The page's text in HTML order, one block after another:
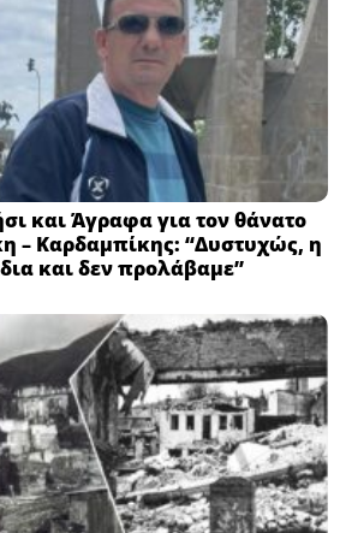
και Άγραφα για τον θάνατο
– Καρδαμπίκης: “Δυστυχώς, η
και δεν προλάβαμε”